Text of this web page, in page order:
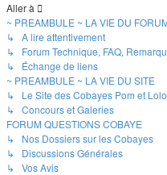
Aller à
~ PREAMBULE ~ LA VIE DU
↳ A lire attentivement
↳ Forum Technique, FAQ,
↳ Échange de liens
~ PREAMBULE ~ LA VIE DU SITE
↳ Le Site des Cobayes Pom et Lolo
↳ Concours et Galeries
FORUM QUESTIONS COBAYE
↳ Nos Dossiers sur les Cobayes
↳ Discussions Générales
↳ Vos Avis